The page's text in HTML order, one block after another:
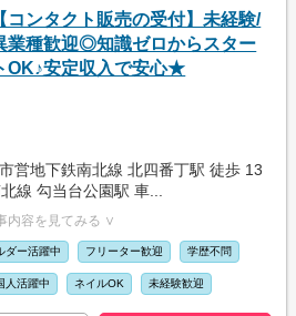
【コンタクト販売の受付】未経験/
業種歓迎◎知識ゼロからスター
OK♪安定収入で安心★
営地下鉄南北線 北四番丁駅 徒歩 13
線 勾当台公園駅 車...
内容を見てみる ∨
ダー活躍中 フリーター歓迎 学歴不問
人活躍中 ネイルOK 未経験歓迎